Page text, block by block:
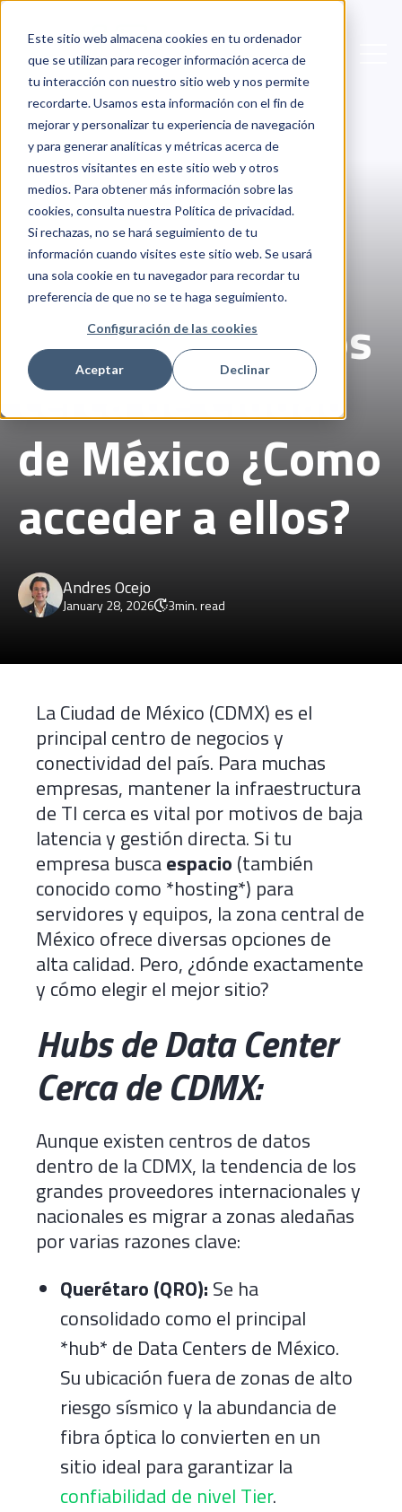
Este sitio web almacena cookies en tu ordenador
que se utilizan para recoger información acerca de
tu interacción con nuestro sitio web y nos permite
recordarte. Usamos esta información con el fin de
mejorar y personalizar tu experiencia de navegación
y para generar analíticas y métricas acerca de
nuestros visitantes en este sitio web y otros
medios. Para obtener más información sobre las
cookies, consulta nuestra Política de privacidad.
Si rechazas, no se hará seguimiento de tu
información cuando visites este sitio web. Se usará
una sola cookie en tu navegador para recordar tu
preferencia de que no se te haga seguimiento.
Configuración de las cookies
Aceptar Declinar
Centros de datos
cerca de Ciudad
de México ¿Como
acceder a ellos?
Andres Ocejo
January 28, 2026 3min. read
La Ciudad de México (CDMX) es el
principal centro de negocios y
conectividad del país. Para muchas
empresas, mantener la infraestructura
de TI cerca es vital por motivos de baja
latencia y gestión directa. Si tu
empresa buscaespacio (también
conocido como *hosting*) para
servidores y equipos, la zona central de
México ofrece diversas opciones de
alta calidad. Pero, ¿dónde exactamente
y cómo elegir el mejor sitio?
Hubs de Data Center
Cerca de CDMX:
Aunque existen centros de datos
dentro de la CDMX, la tendencia de los
grandes proveedores internacionales y
nacionales es migrar a zonas aledañas
por varias razones clave:
Querétaro (QRO): Se ha
consolidado como el principal
*hub* de Data Centers de México.
Su ubicación fuera de zonas de alto
riesgo sísmico y la abundancia de
fibra óptica lo convierten en un
sitio ideal para garantizar la
confiabilidad de nivel Tier.